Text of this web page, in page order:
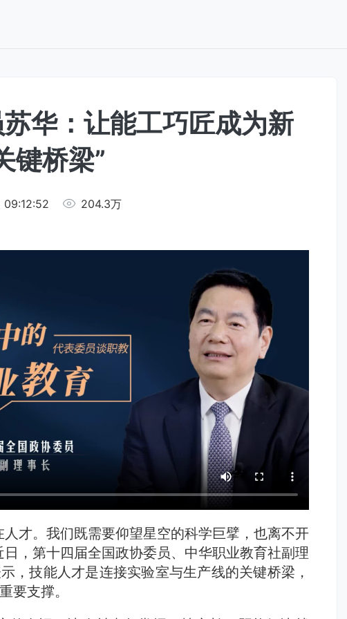
华：让能工巧匠成为新
键桥梁”
204.3万
人才。我们既需要仰望星空的科学巨擘，也离不开
日，第十四届全国政协委员、中华职业教育社副理
，技能人才是连接实验室与生产线的关键桥梁，
要支撑。